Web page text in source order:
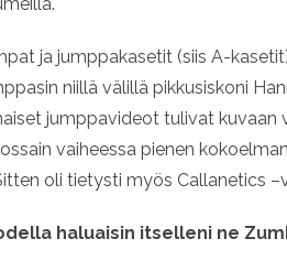
ja jumppakasetit (siis A-
niillä välillä pikkusiskoni
jumppavideot tulivat
vaiheessa pienen
oli tietysti myös Callanetics
haluaisin itselleni ne